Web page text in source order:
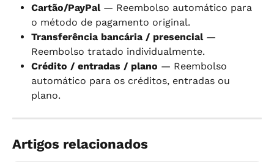
Cartão/PayPal — Reembolso automático para
o método de pagamento original.
Transferência bancária / presencial —
Reembolso tratado individualmente.
Crédito / entradas / plano — Reembolso
automático para os créditos, entradas ou
plano.
Artigos relacionados